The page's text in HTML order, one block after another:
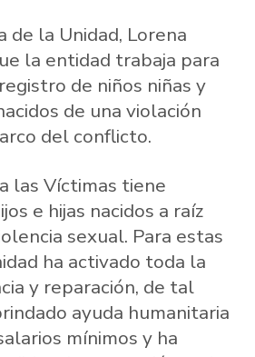
de la Unidad, Lorena
la entidad trabaja para
de niños niñas y
de una violación
del conflicto.
las Víctimas tiene
e hijas nacidos a raíz
sexual. Para estas
ha activado toda la
y reparación, de tal
ayuda humanitaria
mínimos y ha